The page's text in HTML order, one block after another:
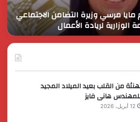
مايا مرسي وزيرة التضامن الاجتماعي
لريادة الأعمال
من القلب بعيد الميلاد المجيد
هانى فايز
12 أبريل، 2026